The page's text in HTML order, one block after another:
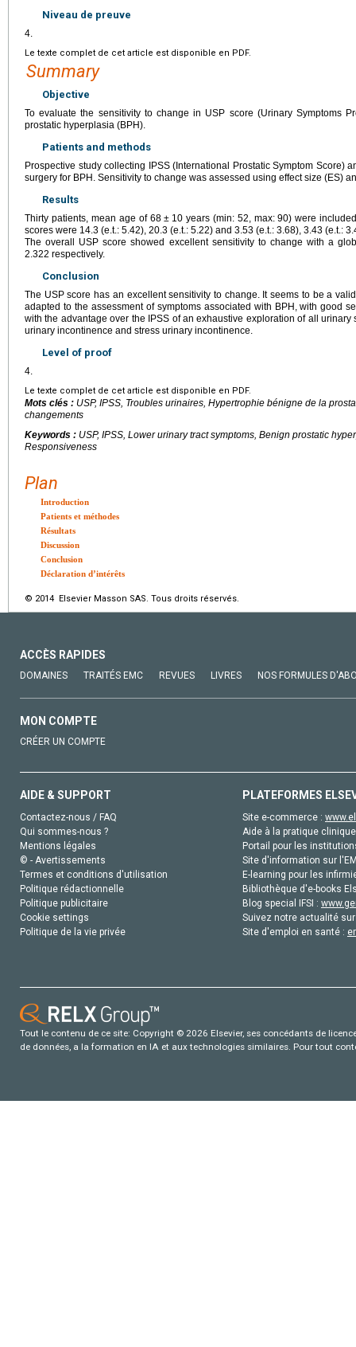
Niveau de preuve
4.
Le texte complet de cet article est disponible en PDF.
Summary
Objective
To evaluate the sensitivity to change in USP score (Urinary Symptoms
prostatic hyperplasia (BPH).
Patients and methods
Prospective study collecting IPSS (International Prostatic Symptom Score)
surgery for BPH. Sensitivity to change was assessed using effect size (ES)
Results
Thirty patients, mean age of 68 ± 10 years (min: 52, max: 90) were
scores were 14.3 (e.t.: 5.42), 20.3 (e.t.: 5.22) and 3.53 (e.t.: 3.68), 3.43 (e.t.:
The overall USP score showed excellent sensitivity to change with a
2.322 respectively.
Conclusion
The USP score has an excellent sensitivity to change. It seems to be a
adapted to the assessment of symptoms associated with BPH, with good
with the advantage over the IPSS of an exhaustive exploration of all
urinary incontinence and stress urinary incontinence.
Level of proof
4.
Le texte complet de cet article est disponible en PDF.
Mots clés : USP, IPSS, Troubles urinaires, Hypertrophie bénigne de la
changements
Keywords : USP, IPSS, Lower urinary tract symptoms, Benign prostatic
Responsiveness
Plan
Introduction
Patients et méthodes
Résultats
Discussion
Conclusion
Déclaration d’intérêts
© 2014 Elsevier Masson SAS. Tous droits réservés.
ACCÈS RAPIDES
DOMAINES TRAITÉS EMC REVUES LIVRES NOS FORMULES
MON COMPTE
CRÉER UN COMPTE
AIDE & SUPPORT
Contactez-nous / FAQ
Qui sommes-nous ?
Mentions légales
© - Avertissements
Termes et conditions d'utilisation
Politique rédactionnelle
Politique publicitaire
Cookie settings
Politique de la vie privée
PLATEFORMES
Site e-commerce :
Aide à la pratique
Portail pour les
Site d'information sur
E-learning pour les
Bibliothèque d'e-books
Blog special IFSI :
Suivez notre actualité
Site d'emploi en santé :
Tout le contenu de ce site: Copyright © 2026 Elsevier, ses concédants de
de données, a la formation en IA et aux technologies similaires. Pour tout